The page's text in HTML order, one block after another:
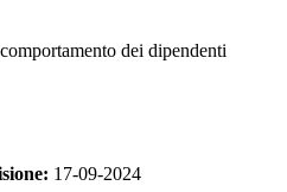
dei dipendenti
17-09-2024